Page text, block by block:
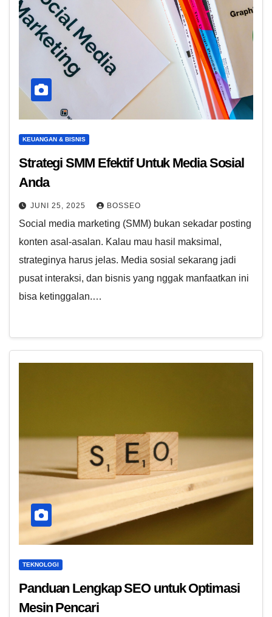
KEUANGAN & BISNIS
Strategi SMM Efektif Untuk Media Sosial
Anda
JUNI 25, 2025 BOSSEO
Social media marketing (SMM) bukan sekadar posting
konten asal-asalan. Kalau mau hasil maksimal,
strateginya harus jelas. Media sosial sekarang jadi
pusat interaksi, dan bisnis yang nggak manfaatkan ini
bisa ketinggalan.…
TEKNOLOGI
Panduan Lengkap SEO untuk Optimasi
Mesin Pencari